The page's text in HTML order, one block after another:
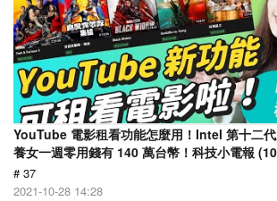
YouTube 電影租看功能怎麼用！Intel 第十二
養女一週零用錢有 140 萬台幣！科技小電報
# 37
2021-10-28 14:28